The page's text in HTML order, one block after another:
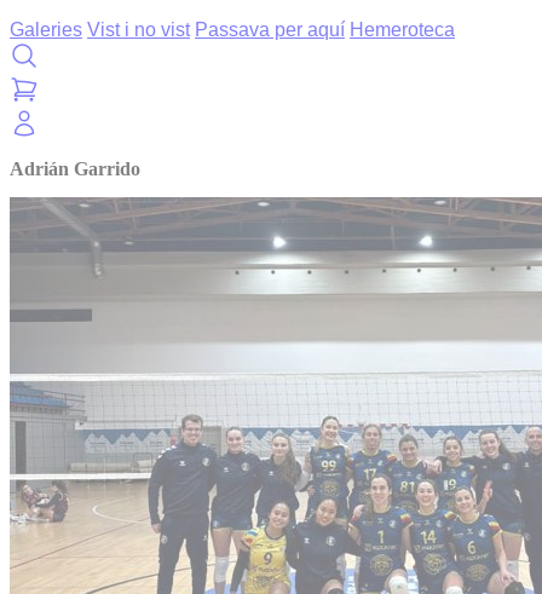
Galeries Vist i no vist Passava per aquí Hemeroteca
Adrián Garrido